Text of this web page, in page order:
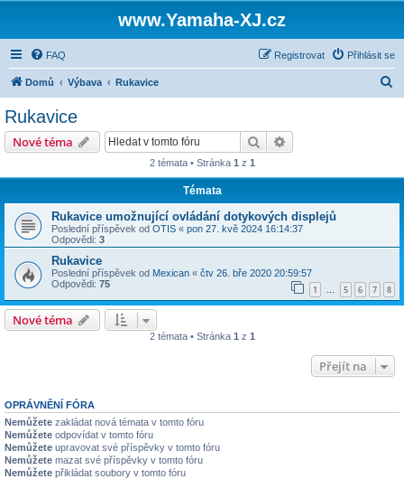
www.Yamaha-XJ.cz
FAQ Přihlásit se
Registrovat
Domů Výbava Rukavice
Rukavice
Nové téma Hledat
2 témata • Stránka 1 z 1
Témata
Rukavice umožnující ovládání dotykových displejů
Poslední příspěvek od OTIS « pon 27. kvě 2024 16:14:37
Odpovědi: 3
Rukavice
Poslední příspěvek od Mexican « čtv 26. bře 2020 20:59:57
Odpovědi: 75 1 … 5 6 7 8
Nové téma
2 témata • Stránka 1 z 1
Přejít na
OPRÁVNĚNÍ FÓRA
Nemůžete zakládat nová témata v tomto fóru
Nemůžete odpovídat v tomto fóru
Nemůžete upravovat své příspěvky v tomto fóru
Nemůžete mazat své příspěvky v tomto fóru
Nemůžete přikládat soubory v tomto fóru